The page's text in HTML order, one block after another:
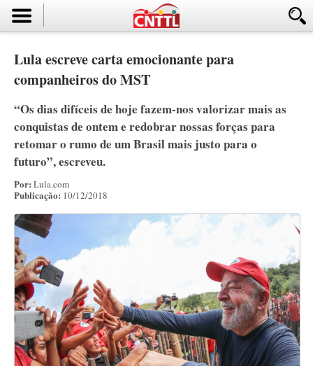
Lula escreve carta emocionante para
companheiros do MST
“Os dias difíceis de hoje fazem-nos valorizar mais as
conquistas de ontem e redobrar nossas forças para
retomar o rumo de um Brasil mais justo para o
futuro”, escreveu.
Por: Lula.com
Publicação: 10/12/2018